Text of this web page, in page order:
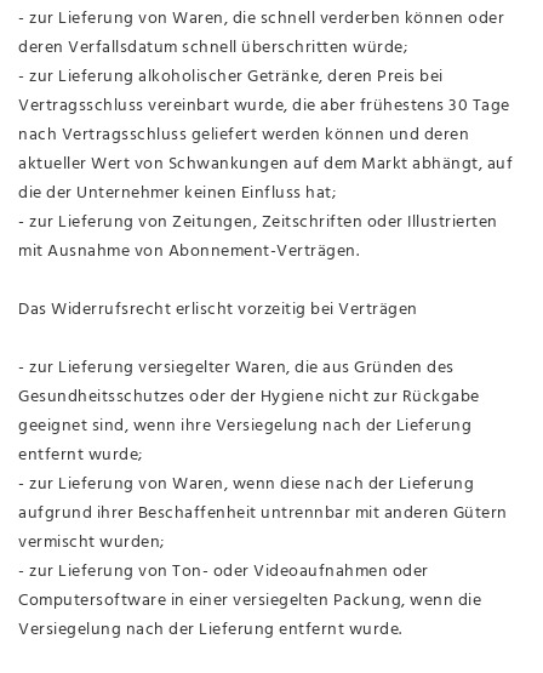
- zur Lieferung von Waren, die schnell verderben können oder
deren Verfallsdatum schnell überschritten würde;
- zur Lieferung alkoholischer Getränke, deren Preis bei
Vertragsschluss vereinbart wurde, die aber frühestens 30 Tage
nach Vertragsschluss geliefert werden können und deren
aktueller Wert von Schwankungen auf dem Markt abhängt, auf
die der Unternehmer keinen Einfluss hat;
- zur Lieferung von Zeitungen, Zeitschriften oder Illustrierten
mit Ausnahme von Abonnement-Verträgen.
Das Widerrufsrecht erlischt vorzeitig bei Verträgen
- zur Lieferung versiegelter Waren, die aus Gründen des
Gesundheitsschutzes oder der Hygiene nicht zur Rückgabe
geeignet sind, wenn ihre Versiegelung nach der Lieferung
entfernt wurde;
- zur Lieferung von Waren, wenn diese nach der Lieferung
aufgrund ihrer Beschaffenheit untrennbar mit anderen Gütern
vermischt wurden;
- zur Lieferung von Ton- oder Videoaufnahmen oder
Computersoftware in einer versiegelten Packung, wenn die
Versiegelung nach der Lieferung entfernt wurde.